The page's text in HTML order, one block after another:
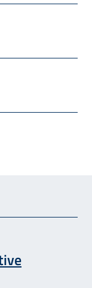
- Apertura in
nuova finestra
di posta
meno